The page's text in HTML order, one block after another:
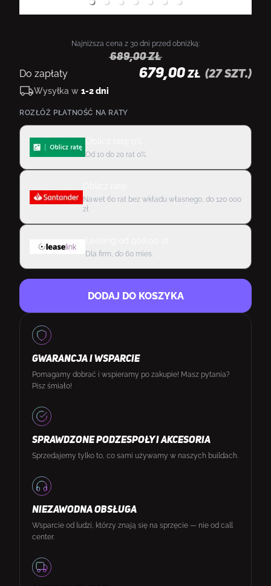
Najniższa cena z 30 dni przed obniżką:
689,00zł
Do zapłaty 679,00 ZŁ (27szt.)
Wysyłka w 1-2 dni
ROZŁÓŻ PŁATNOŚĆ NA RATY
Od 10 do 20 rat 0%
Nawet 60 rat bez wkładu własnego, do 120 000
zł
Dla firm, do 60 mies.
DODAJ DO KOSZYKA
GWARANCJA I WSPARCIE
Pomagamy dobrać i wspieramy po zakupie! Masz pytania?
Pisz śmiało!
SPRAWDZONE PODZESPOŁY I AKCESORIA
Sprzedajemy tylko to, co sami używamy w naszych buildach.
NIEZAWODNA OBSŁUGA
Wsparcie od ludzi, którzy znają się na sprzęcie — nie od call
center.